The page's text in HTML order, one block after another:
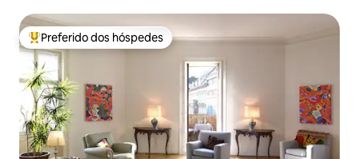
Entre os melhores preferidos dos hóspedes
Preferido dos hóspedes